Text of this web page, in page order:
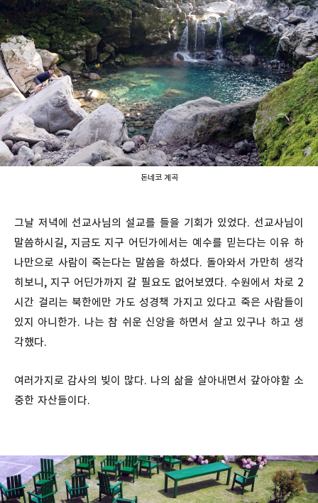
돈네코 계곡
그날 저녁에 선교사님의 설교를 들을 기회가 있었다. 선교사님이
말씀하시길, 지금도 지구 어딘가에서는 예수를 믿는다는 이유 하
나만으로 사람이 죽는다는 말씀을 하셨다. 돌아와서 가만히 생각
히보니, 지구 어딘가까지 갈 필요도 없어보였다. 수원에서 차로 2
시간 걸리는 북한에만 가도 성경책 가지고 있다고 죽은 사람들이
있지 아니한가. 나는 참 쉬운 신앙을 하면서 살고 있구나 하고 생
각했다.
여러가지로 감사의 빚이 많다. 나의 삶을 살아내면서 갚아야할 소
중한 자산들이다.